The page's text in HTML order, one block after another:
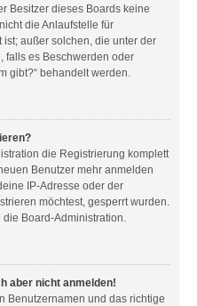
Besitzer dieses Boards keine
die Anlaufstelle für
außer solchen, die unter der
falls es Beschwerden oder
gibt?“ behandelt werden.
die Registrierung komplett
Benutzer mehr anmelden
IP-Adresse oder der
möchtest, gesperrt wurden.
Board-Administration.
aber nicht anmelden!
Benutzernamen und das richtige